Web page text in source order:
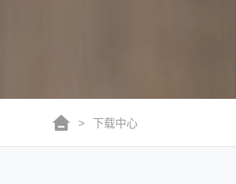
> 下载中心